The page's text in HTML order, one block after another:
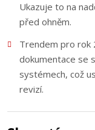
Ukazuje to na
před ohněm.
Trendem pro rok
dokumentace se
systémech, což
revizí.